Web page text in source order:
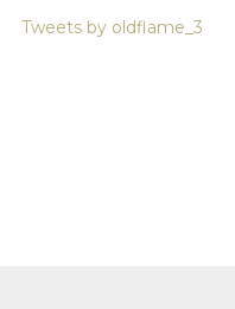
Tweets by oldflame_3